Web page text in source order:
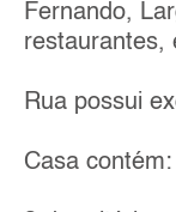
Fernando,
restaurantes,
Rua possui
Casa contém: